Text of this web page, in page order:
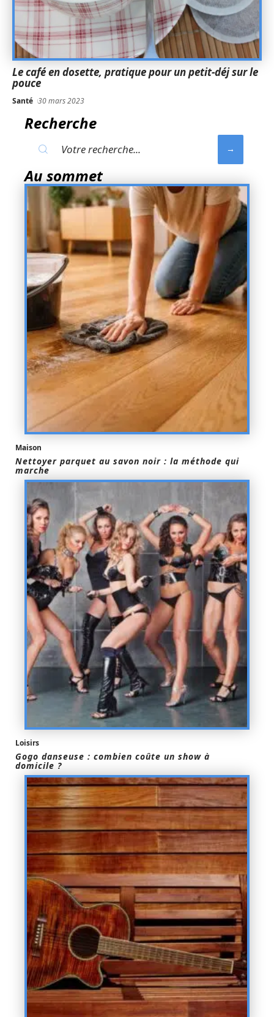
Le café en dosette, pratique pour un petit-déj sur le
pouce
Santé 30 mars 2023
Recherche
Au sommet
Maison
Nettoyer parquet au savon noir : la méthode qui
marche
Loisirs
Gogo danseuse : combien coûte un show à
domicile ?